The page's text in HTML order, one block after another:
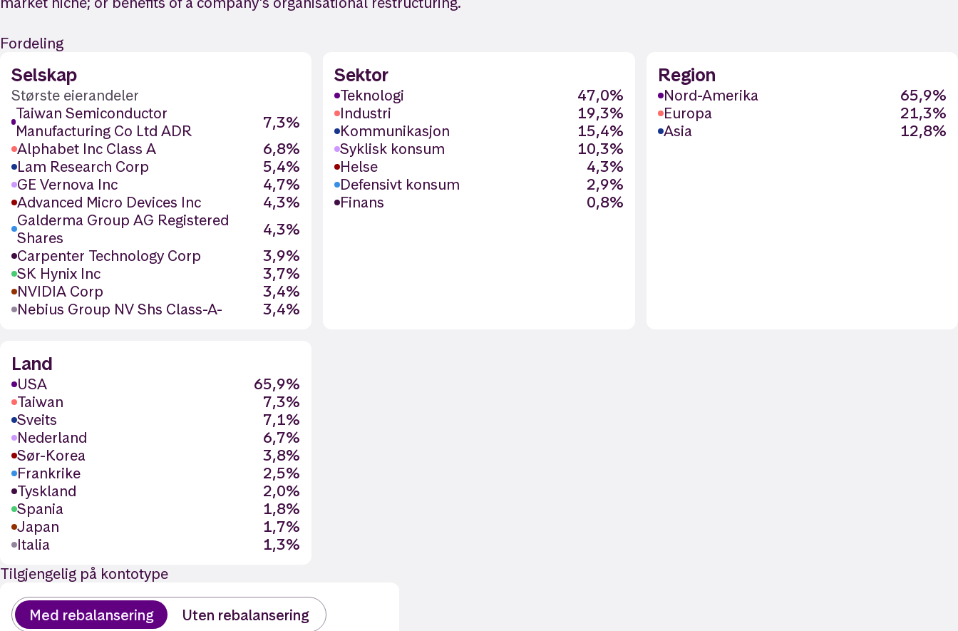
Fordeling
Selskap
Største eierandeler
Taiwan Semiconductor
Manufacturing Co Ltd ADR
7,3%
Alphabet Inc Class A
6,8%
Lam Research Corp
5,4%
GE Vernova Inc
4,7%
Advanced Micro Devices Inc
4,3%
Galderma Group AG Registered
Shares
4,3%
Carpenter Technology Corp
3,9%
SK Hynix Inc
3,7%
NVIDIA Corp
3,4%
Nebius Group NV Shs Class-A-
3,4%
Sektor
Teknologi
47,0%
Industri
19,3%
Kommunikasjon
15,4%
Syklisk konsum
10,3%
Helse
4,3%
Defensivt konsum
2,9%
Finans
0,8%
Region
Nord-Amerika
65,9%
Europa
21,3%
Asia
12,8%
Land
USA
65,9%
Taiwan
7,3%
Sveits
7,1%
Nederland
6,7%
Sør-Korea
3,8%
Frankrike
2,5%
Tyskland
2,0%
Spania
1,8%
Japan
1,7%
Italia
1,3%
Tilgjengelig på kontotype
Med rebalansering
Uten rebalansering